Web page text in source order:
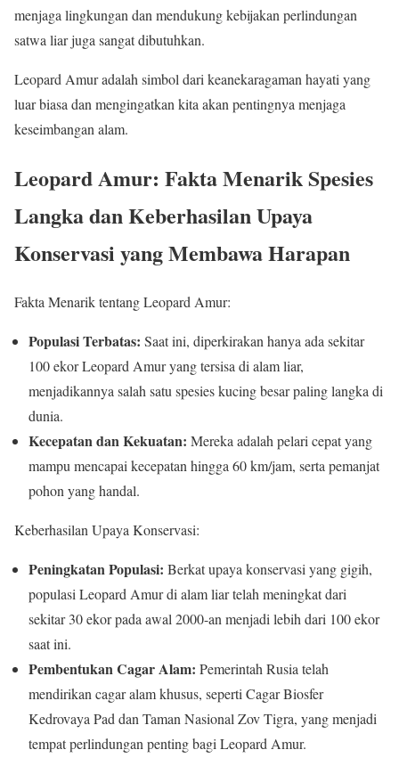
menjaga lingkungan dan mendukung kebijakan perlindungan
satwa liar juga sangat dibutuhkan.
Leopard Amur adalah simbol dari keanekaragaman hayati yang
luar biasa dan mengingatkan kita akan pentingnya menjaga
keseimbangan alam.
Leopard Amur: Fakta Menarik Spesies
Langka dan Keberhasilan Upaya
Konservasi yang Membawa Harapan
Fakta Menarik tentang Leopard Amur:
Populasi Terbatas: Saat ini, diperkirakan hanya ada sekitar
100 ekor Leopard Amur yang tersisa di alam liar,
menjadikannya salah satu spesies kucing besar paling langka di
dunia.
Kecepatan dan Kekuatan: Mereka adalah pelari cepat yang
mampu mencapai kecepatan hingga 60 km/jam, serta pemanjat
pohon yang handal.
Keberhasilan Upaya Konservasi:
Peningkatan Populasi: Berkat upaya konservasi yang gigih,
populasi Leopard Amur di alam liar telah meningkat dari
sekitar 30 ekor pada awal 2000-an menjadi lebih dari 100 ekor
saat ini.
Pembentukan Cagar Alam: Pemerintah Rusia telah
mendirikan cagar alam khusus, seperti Cagar Biosfer
Kedrovaya Pad dan Taman Nasional Zov Tigra, yang menjadi
tempat perlindungan penting bagi Leopard Amur.